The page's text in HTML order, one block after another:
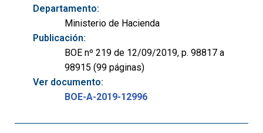
Departamento:
Ministerio de Hacienda
Publicación:
BOE nº 219 de 12/09/2019, p. 98817 a
98915 (99 páginas)
Ver documento:
BOE-A-2019-12996